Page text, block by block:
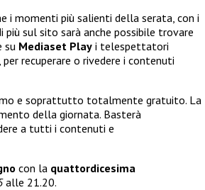
i momenti più salienti della serata, con i
più sul sito sarà anche possibile trovare
su Mediaset Play i telespettatori
recuperare o rivedere i contenuti
e soprattutto totalmente gratuito. La
della giornata. Basterà
a tutti i contenuti e
con la quattordicesima
alle 21.20.